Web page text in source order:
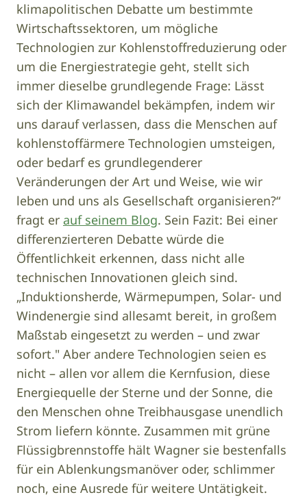
klimapolitischen Debatte um bestimmte
Wirtschaftssektoren, um mögliche
Technologien zur Kohlenstoffreduzierung oder
um die Energiestrategie geht, stellt sich
immer dieselbe grundlegende Frage: Lässt
sich der Klimawandel bekämpfen, indem wir
uns darauf verlassen, dass die Menschen auf
kohlenstoffärmere Technologien umsteigen,
oder bedarf es grundlegenderer
Veränderungen der Art und Weise, wie wir
leben und uns als Gesellschaft organisieren?“
fragt er auf seinem Blog. Sein Fazit: Bei einer
differenzierteren Debatte würde die
Öffentlichkeit erkennen, dass nicht alle
technischen Innovationen gleich sind.
„Induktionsherde, Wärmepumpen, Solar- und
Windenergie sind allesamt bereit, in großem
Maßstab eingesetzt zu werden – und zwar
sofort." Aber andere Technologien seien es
nicht – allen vor allem die Kernfusion, diese
Energiequelle der Sterne und der Sonne, die
den Menschen ohne Treibhausgase unendlich
Strom liefern könnte. Zusammen mit grüne
Flüssigbrennstoffe hält Wagner sie bestenfalls
für ein Ablenkungsmanöver oder, schlimmer
noch, eine Ausrede für weitere Untätigkeit.